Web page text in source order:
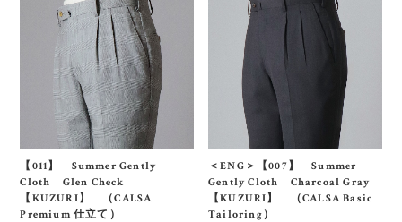
【011】 Summer Gently
Cloth Glen Check
【KUZURI】 （CALSA
Premium 仕立て）
＜ENG＞【007】 Summer
Gently Cloth Charcoal Gray
【KUZURI】 （CALSA Basic
Tailoring）